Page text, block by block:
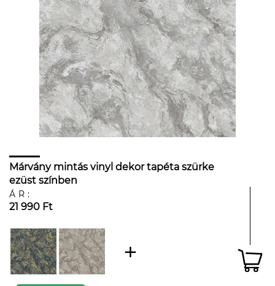
Márvány mintás vinyl dekor tapéta szürke
ezüst színben
ÁR:
21 990 Ft